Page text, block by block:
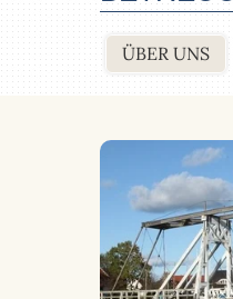
ÜBER UNS